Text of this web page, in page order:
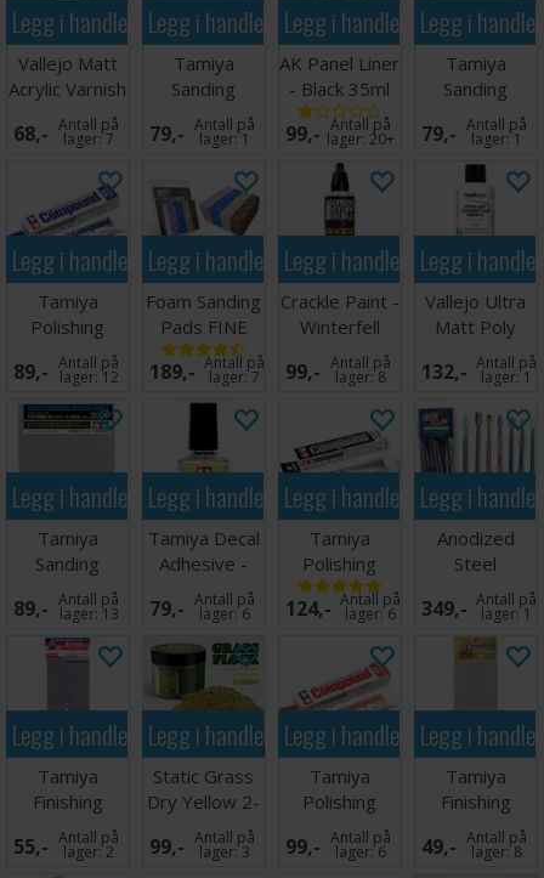
Legg i handlekurven
Vallejo Matt
Acrylic Varnish
60ml
68,- Antall på
lager:7
Legg i handlekurven
Tamiya
Sanding
Sponge -
3000
79,- Antall på
lager:1
Legg i handlekurven
AK Panel Liner
- Black 35ml
99,- Antall på
lager:20+
Legg i
Tamiya
Sanding
Sponge Sheet
- 320
79,- Antall på
lager:1
Legg i handlekurven
Tamiya
Polishing
Compound
Fine
89,- Antall på
lager: 12
Legg i handlekurven
Foam Sanding
Pads FINE
GRIT x20
189,- Antall på
lager:7
Legg i handlekurven
Crackle Paint -
Winterfell
Plains 60ml
99,- Antall på
lager:8
Legg i
Vallejo Ultra
Matt Poly
Varnish 200ml
132,- Antall på
lager:1
Legg i handlekurven
Tamiya
Sanding
Sponge -
2000
89,- Antall på
lager: 13
Legg i handlekurven
Tamiya Decal
Adhesive -
10ml
79,- Antall på
lager:6
Legg i handlekurven
Tamiya
Polishing
Compound
Finish
124,- Antall på
lager:6
Legg i
Anodized
Steel
Sculpting Set
349,- Antall på
lager:1
Legg i handlekurven
Tamiya
Finishing
Abrasives
P2000 - 3 stk
55,- Antall på
lager:2
Legg i handlekurven
Static Grass
Dry Yellow 2-
3mm 200ml
99,- Antall på
lager:3
Legg i handlekurven
Tamiya
Polishing
Compound
Coarse
99,- Antall på
lager:6
Legg i
Tamiya
Finishing
Abrasives
Fine Ver 1
49,- Antall på
lager:8